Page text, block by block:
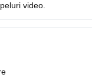
video.